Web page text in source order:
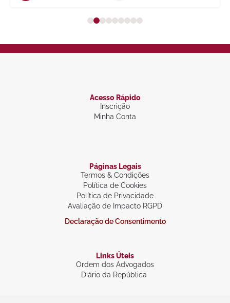
Acesso Rápido
Inscrição
Minha Conta
Páginas Legais
Termos & Condições
Política de Cookies
Política de Privacidade
Avaliação de Impacto RGPD
Declaração de Consentimento
Links Úteis
Ordem dos Advogados
Diário da República